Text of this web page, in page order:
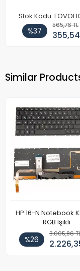
Stok Kodu:
%37
565,76 TL
Similar
HP 16-N Notebook
RGB Işıklı
%26
3.005,86